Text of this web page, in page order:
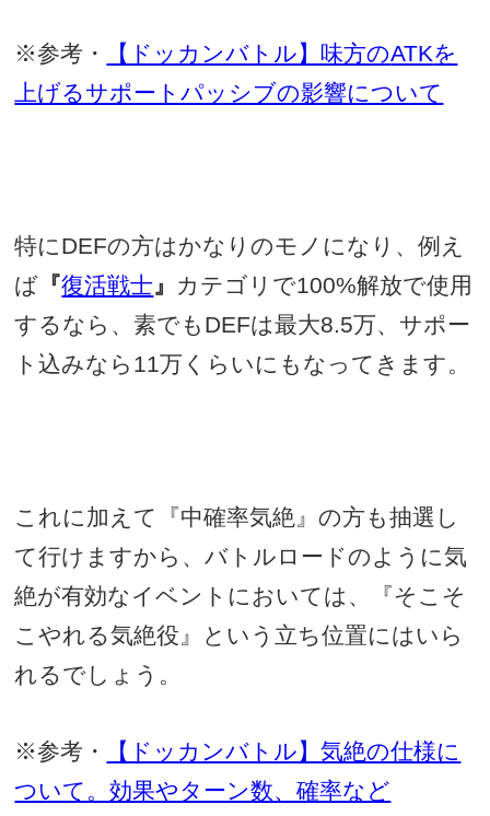
※参考・ 【ドッカンバトル】味方のATKを
上げるサポートパッシブの影響について
特にDEFの方はかなりのモノになり、例え
ば 『復活戦士』 カテゴリで100%解放で使用
するなら、素でも DEFは最大8.5万、サポー
ト込みなら 11万くらいにもなってきます。
これに加えて『中確率気絶』の方も抽選し
て行けますから、バトルロードのように気
絶が有効なイベントにおいては、『そこそ
こやれる気絶役』という立ち位置にはいら
れるでしょう。
※参考・
【ドッカンバトル】気絶の仕様に
ついて。効果やターン数、確率など